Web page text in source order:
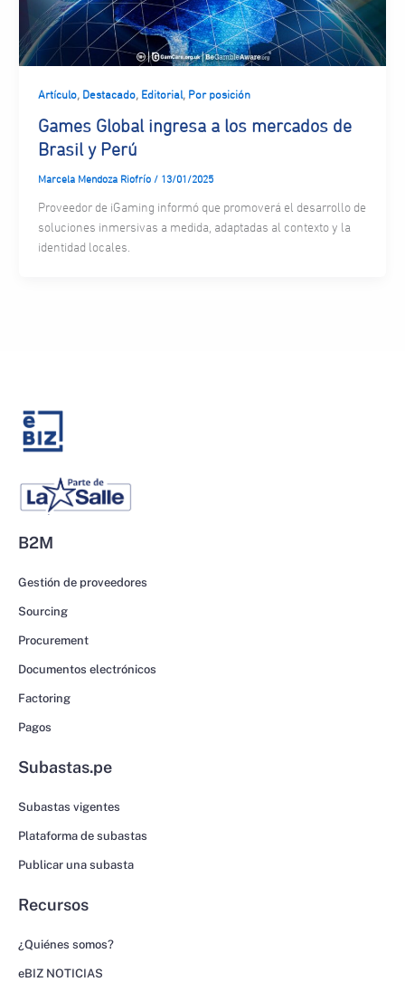
Artículo, Destacado, Editorial, Por posición
Games Global ingresa a los mercados de
Brasil y Perú
Marcela Mendoza Riofrío / 13/01/2025
Proveedor de iGaming informó que promoverá el desarrollo de
soluciones inmersivas a medida, adaptadas al contexto y la
identidad locales.
B2M
Gestión de proveedores
Sourcing
Procurement
Documentos electrónicos
Factoring
Pagos
Subastas.pe
Subastas vigentes
Plataforma de subastas
Publicar una subasta
Recursos
¿Quiénes somos?
eBIZ NOTICIAS